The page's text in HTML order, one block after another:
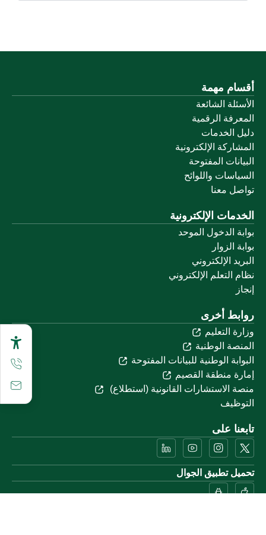
أقسام مهمة
الأسئلة الشائعة
المعرفة الرقمية
دليل الخدمات
المشاركة الإلكترونية
البيانات المفتوحة
السياسات واللوائح
تواصل معنا
الخدمات الإلكترونية
بوابة الدخول الموحد
بوابة الزوار
البريد الإلكتروني
نظام التعلم الإلكتروني
إنجاز
روابط أخرى
وزارة التعليم
المنصة الوطنية
البوابة الوطنية للبيانات المفتوحة
إمارة منطقة القصيم
منصة الاستشارات القانونية (استطلاع)
التوظيف
تابعنا على
تحميل تطبيق الجوال